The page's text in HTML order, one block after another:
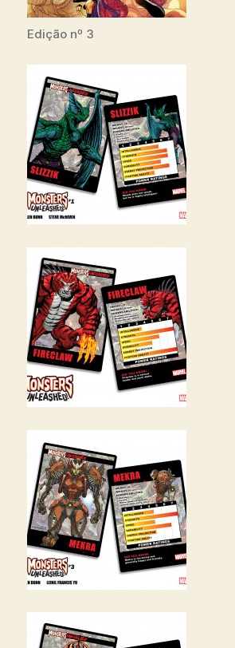
Edição nº 3